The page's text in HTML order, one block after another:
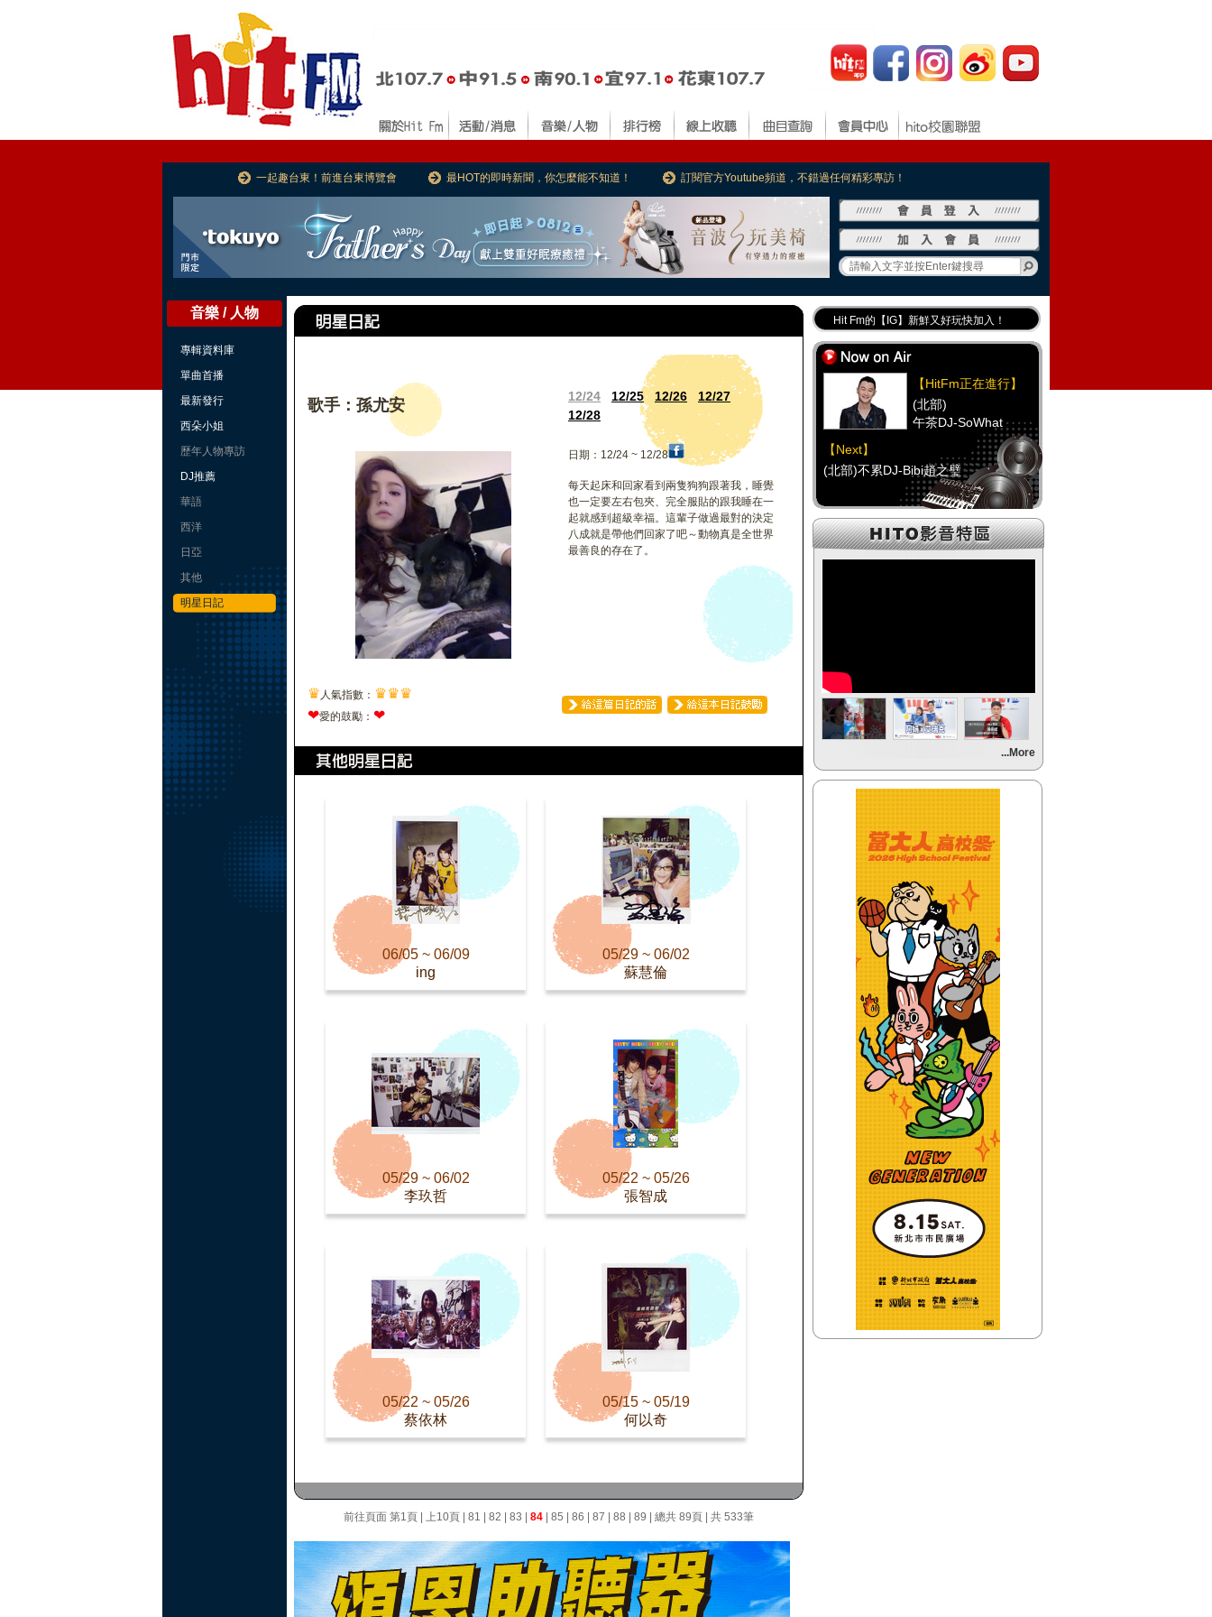
一起趣台東！前進台東博覽會 最HOT的即時新聞，你怎麼能不知道！ 訂閱官方Youtube頻道，不錯過任何精彩專訪！
音樂 / 人物
專輯資料庫
單曲首播
最新發行
西朵小姐
歷年人物專訪
DJ推薦
華語
西洋
日亞
其他
明星日記
歌手：孫尤安 12/24 12/25 12/26
12/27
12/28
日期：12/24 ~ 12/28
每天起床和回家看到兩隻狗狗跟著我，睡覺
也一定要左右包夾、完全服貼的跟我睡在一
起就感到超級幸福。這輩子做過最對的決定
八成就是帶他們回家了吧～動物真是全世界
最善良的存在了。
♛ 人氣指數： ♛♛♛
❤愛的鼓勵： ❤
06/05 ~ 06/09
ing
05/29 ~ 06/02
蘇慧倫
05/29 ~ 06/02
李玖哲
05/22 ~ 05/26
張智成
05/22 ~ 05/26
蔡依林
05/15 ~ 05/19
何以奇
前往頁面 第1頁 上10頁 81 82 83 84 85 86 87 88 89 | 總共 89頁 | 共 533筆
Hit Fm的【IG】新鮮又好玩快加入！
Hit Fm【FB臉書粉絲團】等你加入！
最專業《DJ推薦》好音樂千萬別錯過！
好康報報 最新優惠訊息都在這！
【HitFm正在進行】
(北部)
午茶DJ-SoWhat
【Next】
(北部)不累DJ-Bibi趙之璧
【HitFm正在進行】
(中部)
(南部)
元氣DJ-Momoko
【Next】
(宜蘭)
午茶DJ-SoWhat
(宜蘭)不累DJ-Bibi趙之璧
【HitFm正在進行】
(花東)
元氣音樂
【Next】
(花東)不累DJ-Bibi趙之璧
...More